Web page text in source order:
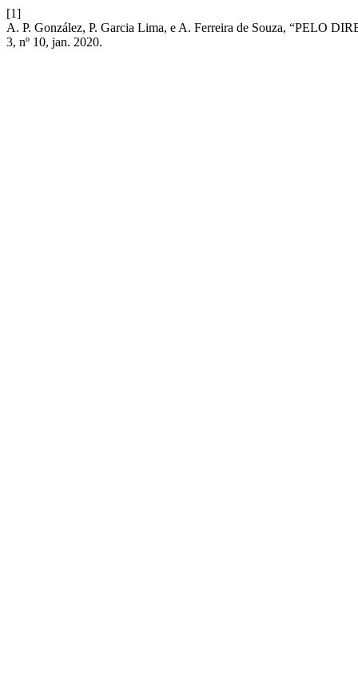
[1]
A. P. González, P. Garcia Lima, e A. Ferreira de Souza, “PELO
3, nº 10, jan. 2020.